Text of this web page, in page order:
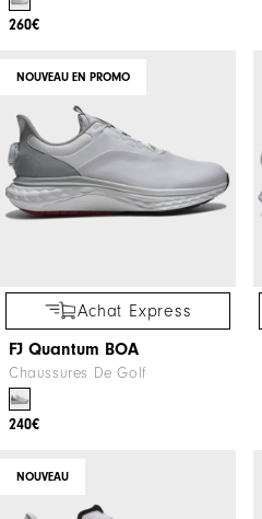
260€
NOUVEAU EN PROMO
Achat Express
FJ Quantum BOA
Chaussures De Golf
240€
NOUVEAU